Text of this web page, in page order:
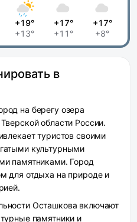
+19°
+13°
+17°
+11°
+17°
+8°
в
на берегу озера
области России.
туристов своими
культурными
памятниками. Город
для отдыха на природе и
Осташкова включают
памятники и